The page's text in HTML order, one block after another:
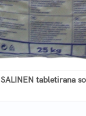
SALINEN tabletirana